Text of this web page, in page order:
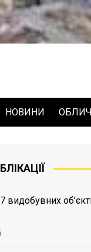
НОВИНИ
видобувних